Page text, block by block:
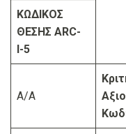
ΚΩΔΙΚΟΣ
ΘΕΣΗΣ ARC-
Ι-5
Α/Α